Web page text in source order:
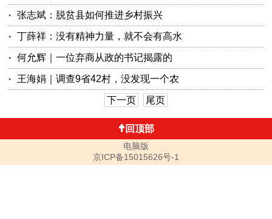
张志斌：脱贫县如何推进乡村振兴
丁薛祥：没有精神力量，就不会有高水
何允辉｜一位弃商从政的书记揭露的
王海娟｜调查9省42村，没发现一个农
下一页 尾页
回顶部
电脑版
京ICP备15015626号-1